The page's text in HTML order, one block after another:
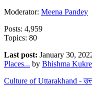
Moderator: Meena Pandey
Posts: 4,959
Topics: 80
Last post: January 30,
Places... by Bhishma
Culture of Uttarakhand -